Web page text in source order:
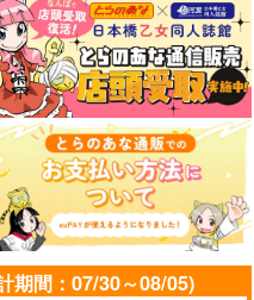
期間：07/30～08/05)